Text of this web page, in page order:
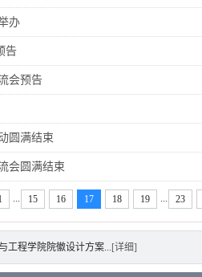
办
告
会预告
圆满结束
会圆满结束
15 16 17 18 19 23
工程学院院徽设计方案... [详细]